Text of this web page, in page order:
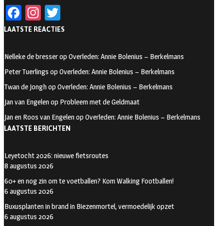
Fa
ce
oo
k
In
st
ra
m
wi
er
LAATSTE REACTIES
Nelleke de bresserop Overleden: Annie Bolenius – Berkelmans
Peter Tuerlings op Overleden: Annie Bolenius – Berkelmans
Twan de Jonghop Overleden: Annie Bolenius – Berkelmans
Jan van Engelenop Probleem met de Geldmaat
Jan en Roos van Engelenop Overleden: Annie Bolenius – Berkelmans
LAATSTE BERICHTEN
Leyetocht 2026: nieuwe fietsroutes
8 augustus 2026
60+ en nog zin om te voetballen? Kom Walking Footballen!
6 augustus 2026
Buxusplanten in brand in Biezenmortel, vermoedelijk opzet
6 augustus 2026